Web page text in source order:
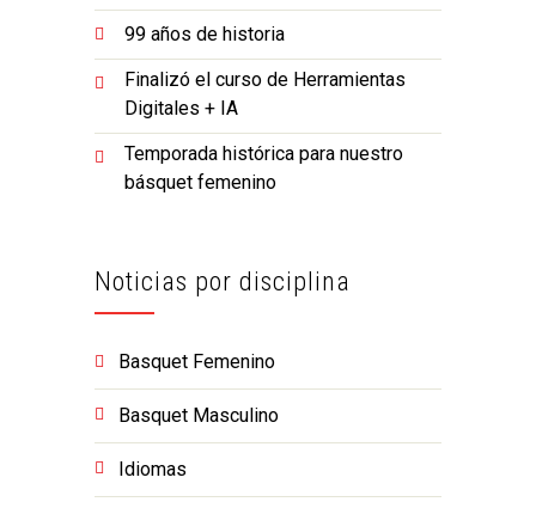
99 años de historia
Finalizó el curso de Herramientas
Digitales + IA
Temporada histórica para nuestro
básquet femenino
Noticias por disciplina
Basquet Femenino
Basquet Masculino
Idiomas